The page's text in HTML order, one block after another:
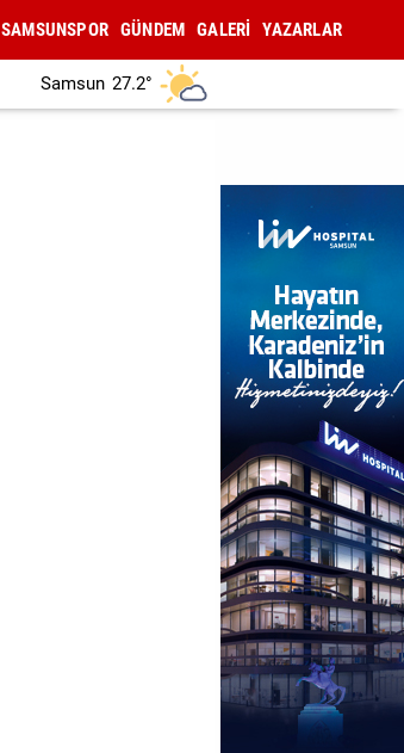
SAMSUNSPOR GÜNDEM GALERİ YAZARLAR
Samsun 27.2°